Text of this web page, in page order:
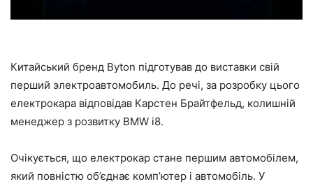
Китайський бренд Byton підготував до виставки свій
перший электроавтомобиль. До речі, за розробку цього
електрокара відповідав Карстен Брайтфельд, колишній
менеджер з розвитку BMW i8.
Очікується, що електрокар стане першим автомобілем,
який повністю об’єднає комп’ютер і автомобіль. У